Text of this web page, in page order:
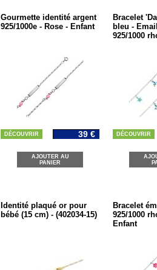
Gourmette identité argent
925/1000e - Rose - Enfant
DÉCOUVRIR 39 €
AJOUTER AU
PANIER
Bracelet
bleu -
925/1000
DÉCOUVRIR
Identité plaqué or pour
bébé (15 cm) - (402034-15)
Bracelet
925/1000
Enfant